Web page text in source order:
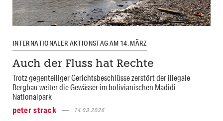
INTERNATIONALER AKTIONSTAG AM 14. MÄRZ
Auch der Fluss hat Rechte
Trotz gegenteiliger Gerichtsbeschlüsse zerstört der illegale
Bergbau weiter die Gewässer im bolivianischen Madidi-
Nationalpark
peter strack
14.03.2026